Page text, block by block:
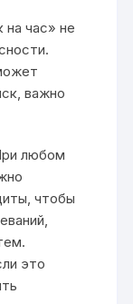
на час» не
важно
любом
чтобы
это